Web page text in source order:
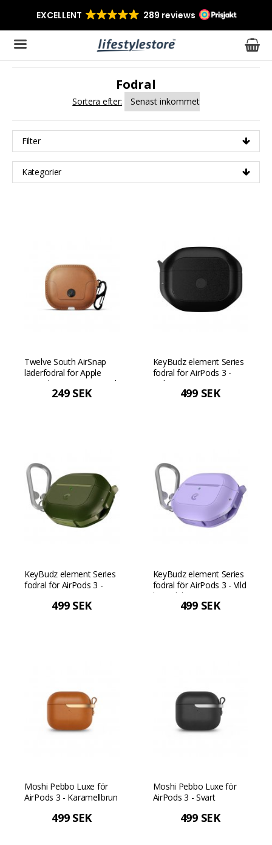
Produkten har blivit tillagd i varukorgen
Fodral
Sortera efter:
Filter
Kategorier
Twelve South AirSnap
läderfodral för Apple
AirPods 3:e gen - Kognak
249 SEK
KeyBudz element Series
fodral för AirPods 3 -
Kolsvart
499 SEK
KeyBudz element Series
fodral för AirPods 3 -
499 SEK
KeyBudz element Series
fodral för AirPods 3 - Vild
lavendel
499 SEK
Moshi Pebbo Luxe för
AirPods 3 - Karamellbrun
499 SEK
Moshi Pebbo Luxe för
AirPods 3 - Svart
499 SEK